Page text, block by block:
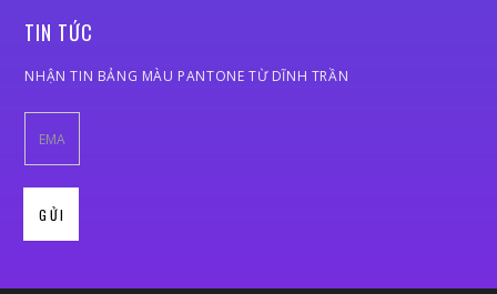
TIN TỨC
NHẬN TIN BẢNG MÀU PANTONE TỪ DĨNH TRẦN